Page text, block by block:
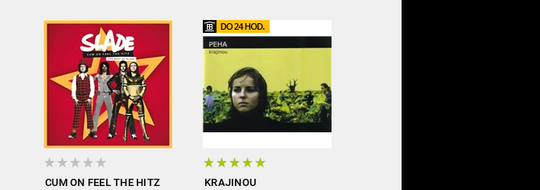
CUM ON FEEL THE HITZ
KRAJINOU